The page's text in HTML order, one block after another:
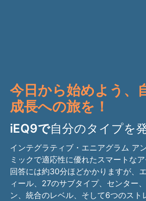
今日から始めよう、
成長への旅を！
iEQ9で自分のタイプを
インテグラティブ・エニアグラム ア
ミックで適応性に優れたスマートなア
回答には約30分ほどかかりますが、
ィール、27のサブタイプ、センター
ン、統合のレベル、そして6つのスト